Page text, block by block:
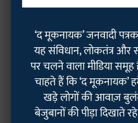
‘द मूकनायक’ जनवादी
यह संविधान, लोकतंत्र और
पर चलने वाला मीडिया
चाहते हैं कि ‘द मूकनायक’
खड़े लोगों की आवाज़
बेजुबानों की पीड़ा दिखाते